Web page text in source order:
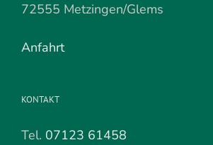
72555 Metzingen/Glems
Anfahrt
KONTAKT
Tel. 07123 61458